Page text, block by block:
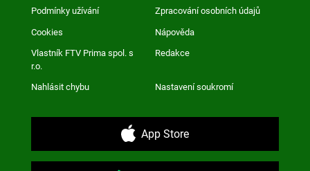
Podmínky užívání Zpracování osobních údajů
Cookies Nápověda
Vlastník FTV Prima spol. s
r.o.
Redakce
Nahlásit chybu Nastavení soukromí
App Store